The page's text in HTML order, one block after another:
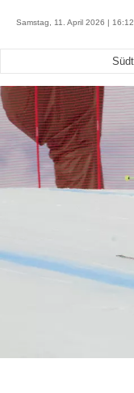
Samstag, 11. April 2026 |